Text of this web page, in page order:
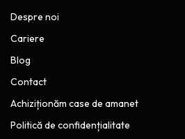
Despre noi
Cariere
Blog
Contact
Achiziționăm case de amanet
Politică de confidențialitate